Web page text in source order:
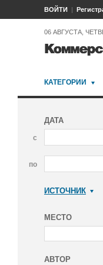
ВОЙТИ
06 АВГУСТА,
КАТЕГОРИИ
ДАТА
с
по
ИСТОЧНИК
МЕСТО
АВТОР